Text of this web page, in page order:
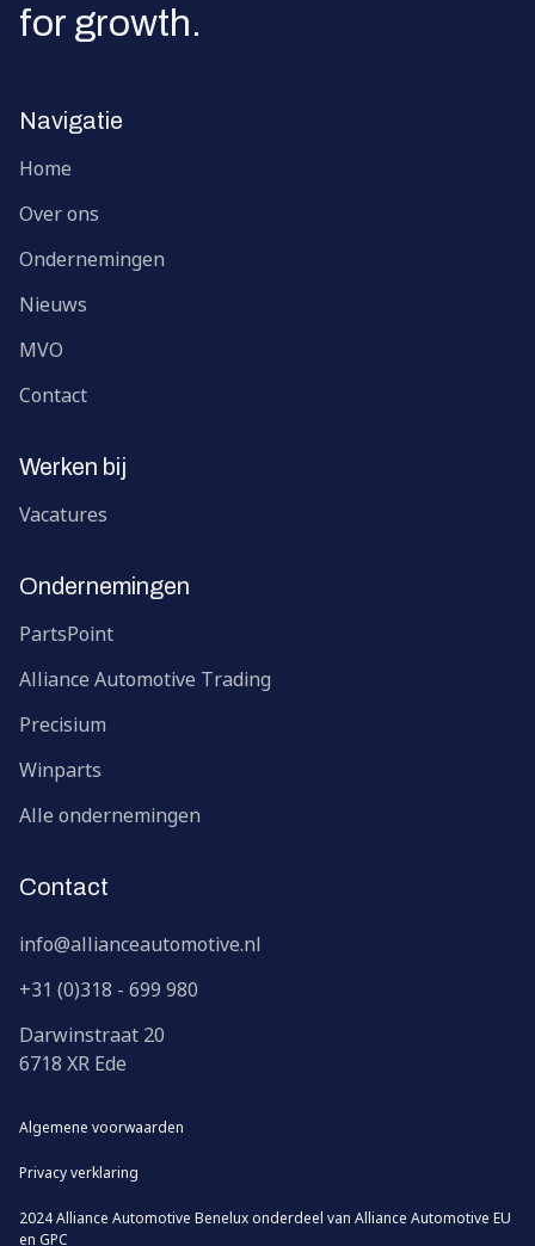
for growth.
Navigatie
Home
Over ons
Ondernemingen
Nieuws
MVO
Contact
Werken bij
Vacatures
Ondernemingen
PartsPoint
Alliance Automotive Trading
Precisium
Winparts
Alle ondernemingen
Contact
info@allianceautomotive.nl
+31 (0)318 - 699 980
Darwinstraat 20
6718 XR Ede
Algemene voorwaarden
Privacy verklaring
2024 Alliance Automotive Benelux onderdeel van Alliance Automotive EU
en GPC